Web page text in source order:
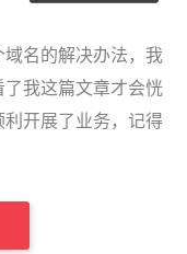
名的解决办法，我
我这篇文章才会恍
开展了业务，记得